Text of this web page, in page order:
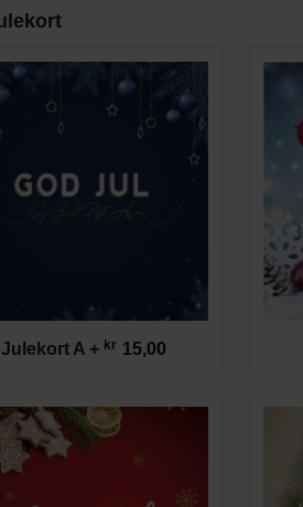
Julekort A + kr 15,00